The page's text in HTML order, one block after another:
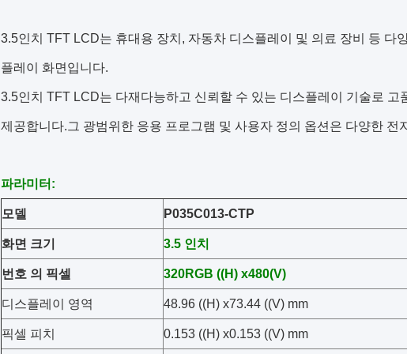
3.5인치 TFT LCD는 휴대용 장치, 자동차 디스플레이 및 의료 장비 등 다
플레이 화면입니다.
3.5인치 TFT LCD는 다재다능하고 신뢰할 수 있는 디스플레이 기술로
제공합니다.그 광범위한 응용 프로그램 및 사용자 정의 옵션은 다양한
파라미터:
모델 P035C013-CTP
화면 크기 3.5 인치
번호 의 픽셀 320RGB ((H) x480(V)
디스플레이 영역 48.96 ((H) x73.44 ((V) mm
픽셀 피치 0.153 ((H) x0.153 ((V) mm